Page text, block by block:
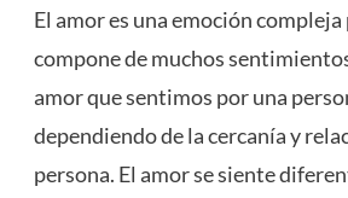
El amor es una emoción compleja
compone de muchos
amor que sentimos por una
dependiendo de la cercanía y
persona. El amor se siente